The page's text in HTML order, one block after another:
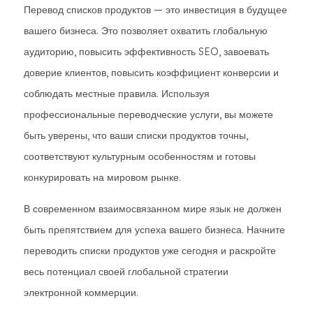
Перевод списков продуктов — это инвестиция в будущее
вашего бизнеса. Это позволяет охватить глобальную
аудиторию, повысить эффективность SEO, завоевать
доверие клиентов, повысить коэффициент конверсии и
соблюдать местные правила. Используя
профессиональные переводческие услуги, вы можете
быть уверены, что ваши списки продуктов точны,
соответствуют культурным особенностям и готовы
конкурировать на мировом рынке.
В современном взаимосвязанном мире язык не должен
быть препятствием для успеха вашего бизнеса. Начните
переводить списки продуктов уже сегодня и раскройте
весь потенциал своей глобальной стратегии
электронной коммерции.